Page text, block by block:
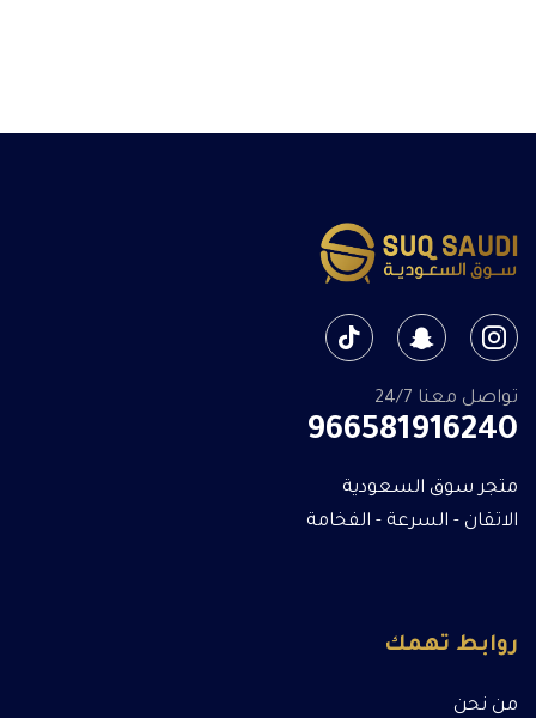
تواصل معنا 24/7
966581916240
متجر سوق السعودية
الاتقان - السرعة - الفخامة
روابط تهمك
من نحن